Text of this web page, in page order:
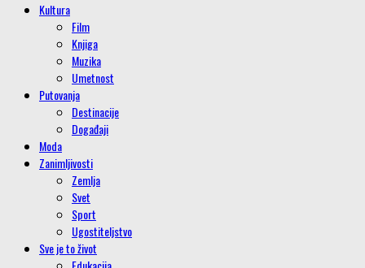
Kultura
Film
Knjiga
Muzika
Umetnost
Putovanja
Destinacije
Događaji
Moda
Zanimljivosti
Zemlja
Svet
Sport
Ugostiteljstvo
Sve je to život